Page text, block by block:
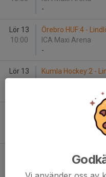
-
Lör 13
10:00
Örebro HUF:4 -
ICA Maxi Arena
-
Lör 13
Kumla Hockey:2 -
Lindlövens IF / gsk -
Örebro HUF:3 -
ICA Maxi Arena
-